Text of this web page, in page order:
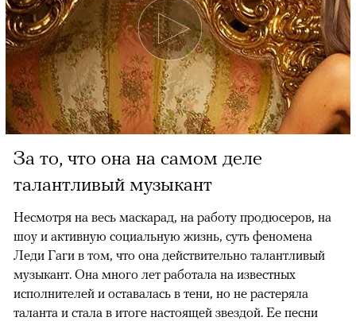
За то, что она на самом деле
талантливый музыкант
Несмотря на весь маскарад, на работу продюсеров, на
шоу и активную социальную жизнь, суть феномена
Леди Гаги в том, что она действительно талантливый
музыкант. Она много лет работала на известных
исполнителей и оставалась в тени, но не растеряла
таланта и стала в итоге настоящей звездой. Ее песни